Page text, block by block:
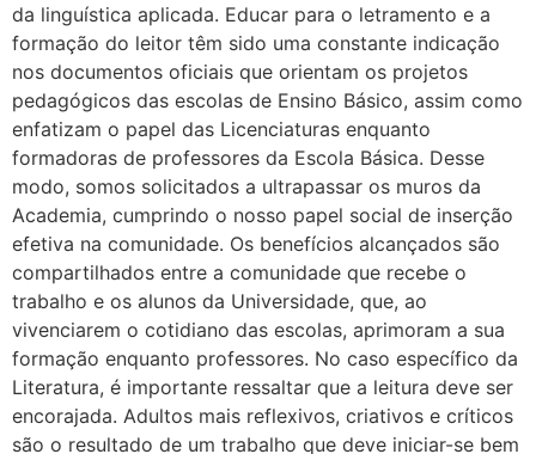
da linguística aplicada. Educar para o letramento e a
formação do leitor têm sido uma constante indicação
nos documentos oficiais que orientam os projetos
pedagógicos das escolas de Ensino Básico, assim como
enfatizam o papel das Licenciaturas enquanto
formadoras de professores da Escola Básica. Desse
modo, somos solicitados a ultrapassar os muros da
Academia, cumprindo o nosso papel social de inserção
efetiva na comunidade. Os benefícios alcançados são
compartilhados entre a comunidade que recebe o
trabalho e os alunos da Universidade, que, ao
vivenciarem o cotidiano das escolas, aprimoram a sua
formação enquanto professores. No caso específico da
Literatura, é importante ressaltar que a leitura deve ser
encorajada. Adultos mais reflexivos, criativos e críticos
são o resultado de um trabalho que deve iniciar-se bem